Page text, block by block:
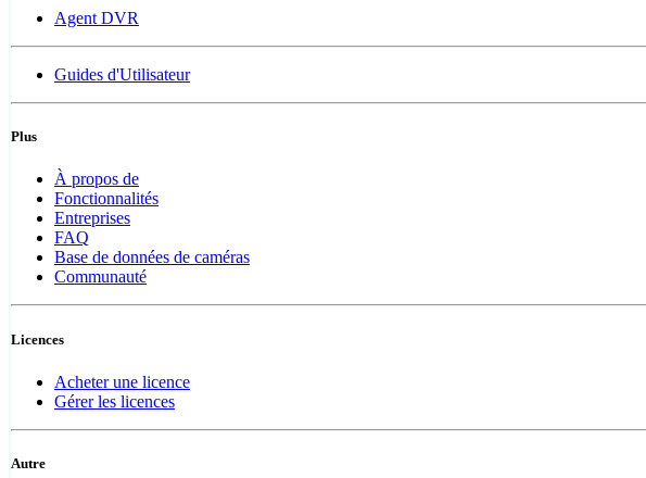
Agent DVR
Guides d'Utilisateur
Plus
À propos de
Fonctionnalités
Entreprises
FAQ
Base de données de caméras
Communauté
Licences
Acheter une licence
Gérer les licences
Autre